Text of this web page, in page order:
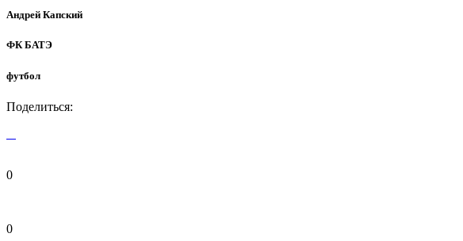
Андрей Капский
ФК БАТЭ
футбол
Поделиться:
0
0